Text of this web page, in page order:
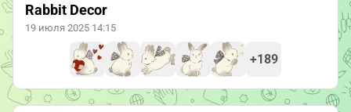
Rabbit Decor
19 июля 2025 14:15
+189